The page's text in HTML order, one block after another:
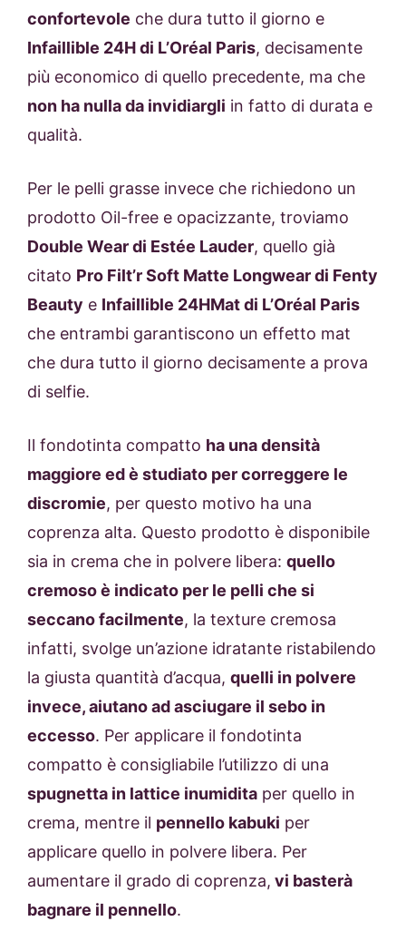
confortevole che dura tutto il giorno e
Infaillible 24H di L’Oréal Paris, decisamente
più economico di quello precedente, ma che
non ha nulla da invidiargli in fatto di durata e
qualità.
Per le pelli grasse invece che richiedono un
prodotto Oil-free e opacizzante, troviamo
Double Wear di Estée Lauder, quello già
citato Pro Filt’r Soft Matte Longwear di Fenty
Beauty e Infaillible 24HMat di L’Oréal Paris
che entrambi garantiscono un effetto mat
che dura tutto il giorno decisamente a prova
di selfie.
Il fondotinta compatto ha una densità
maggiore ed è studiato per correggere le
discromie, per questo motivo ha una
coprenza alta. Questo prodotto è disponibile
sia in crema che in polvere libera: quello
cremoso è indicato per le pelli che si
seccano facilmente, la texture cremosa
infatti, svolge un’azione idratante ristabilendo
la giusta quantità d’acqua, quelli in polvere
invece, aiutano ad asciugare il sebo in
eccesso. Per applicare il fondotinta
compatto è consigliabile l’utilizzo di una
spugnetta in lattice inumidita per quello in
crema, mentre il pennello kabuki per
applicare quello in polvere libera. Per
aumentare il grado di coprenza, vi basterà
bagnare il pennello.